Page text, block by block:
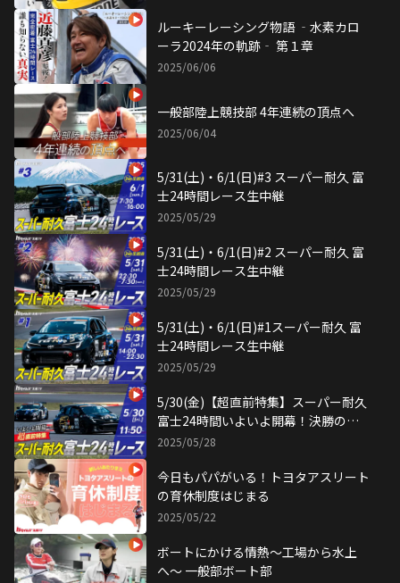
ルーキーレーシング物語 ‐水素カロ
ーラ2024年の軌跡‐ 第１章
2025/06/06
一般部陸上競技部 4年連続の頂点へ
2025/06/04
5/31(土)・6/1(日)#3 スーパー耐久 富
士24時間レース生中継
2025/05/29
5/31(土)・6/1(日)#2 スーパー耐久 富
士24時間レース生中継
2025/05/29
5/31(土)・6/1(日)#1スーパー耐久 富
士24時間レース生中継
2025/05/29
5/30(金)【超直前特集】スーパー耐久
富士24時間いよいよ開幕！決勝の見
どころを完全予習！
2025/05/28
今日もパパがいる！トヨタアスリート
の育休制度はじまる
2025/05/22
ボートにかける情熱〜工場から水上
へ〜 一般部ボート部